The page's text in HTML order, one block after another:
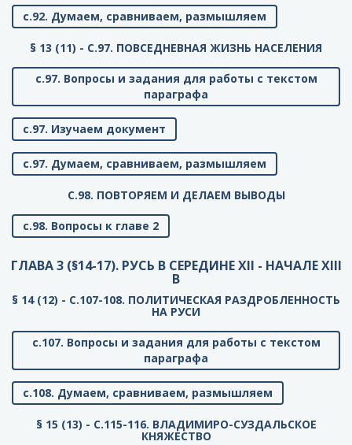
с.92. Думаем, сравниваем, размышляем
§ 13 (11) - C.97. ПОВСЕДНЕВНАЯ ЖИЗНЬ НАСЕЛЕНИЯ
с.97. Вопросы и задания для работы с текстом
параграфа
с.97. Изучаем документ
с.97. Думаем, сравниваем, размышляем
C.98. ПОВТОРЯЕМ И ДЕЛАЕМ ВЫВОДЫ
с.98. Вопросы к главе 2
ГЛАВА 3 (§14-17). РУСЬ В СЕРЕДИНЕ XII - НАЧАЛЕ XIII
В
§ 14 (12) - C.107-108. ПОЛИТИЧЕСКАЯ РАЗДРОБЛЕННОСТЬ
НА РУСИ
с.107. Вопросы и задания для работы с текстом
параграфа
с.108. Думаем, сравниваем, размышляем
§ 15 (13) - C.115-116. ВЛАДИМИРО-СУЗДАЛЬСКОЕ
КНЯЖЕСТВО